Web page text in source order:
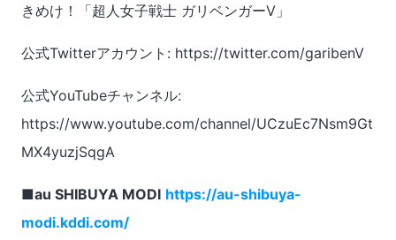
きめけ！「超人女子戦士 ガリベンガーV」
公式Twitterアカウント: https://twitter.com/garibenV
公式YouTubeチャンネル:
https://www.youtube.com/channel/UCzuEc7Nsm9Gt
MX4yuzjSqgA
■au SHIBUYA MODI https://au-shibuya-
modi.kddi.com/